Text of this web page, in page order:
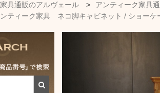
具通販のアルヴェール > アンティーク家具
ティーク家具 ネコ脚キャビネット / ショーケ